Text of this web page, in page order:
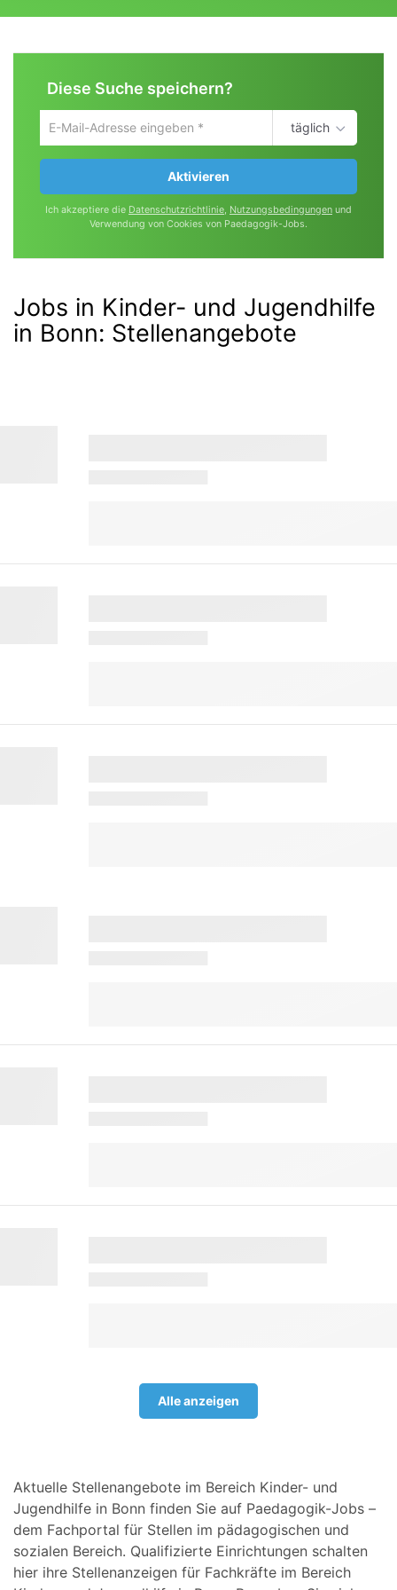
Diese Suche speichern?
Um
die
aktuelle
zu
speichern
deine
ein
täglich
Aktivieren
Ich akzeptiere die Datenschutzrichtlinie, Nutzungsbedingungen und
Verwendung von Cookies von Paedagogik-Jobs.
Jobs in Kinder- und Jugendhilfe
in Bonn: Stellenangebote
Alle anzeigen
Aktuelle Stellenangebote im Bereich Kinder- und
Jugendhilfe in Bonn finden Sie auf Paedagogik-Jobs –
dem Fachportal für Stellen im pädagogischen und
sozialen Bereich. Qualifizierte Einrichtungen schalten
hier ihre Stellenanzeigen für Fachkräfte im Bereich